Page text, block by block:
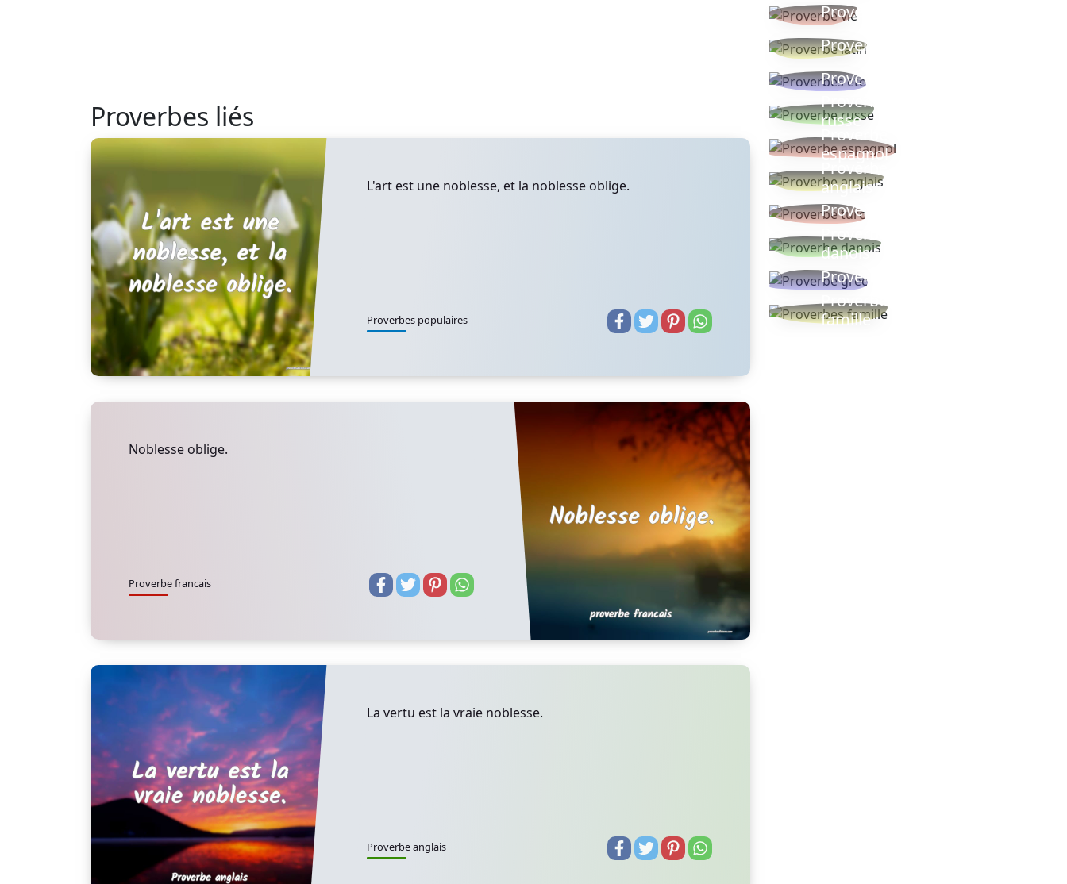
Proverbes liés
L'art est une noblesse, et la noblesse oblige.
Proverbes populaires
Noblesse oblige.
Proverbe francais
La vertu est la vraie noblesse.
Proverbe anglais
Proverbe vie
Proverbe latin
Proverbes ete
Proverbe
russe
Proverbe
espagnol
Proverbe
anglais
Proverbe turc
Proverbe
danois
Proverbe grec
Proverbes
famille